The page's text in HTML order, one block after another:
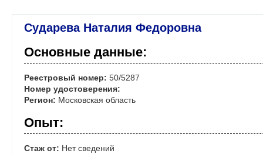
Сударева Наталия Федоровна
Основные данные:
Реестровый номер: 50/5287
Номер удостоверения:
Регион: Московская область
Опыт:
Стаж от: Нет сведений